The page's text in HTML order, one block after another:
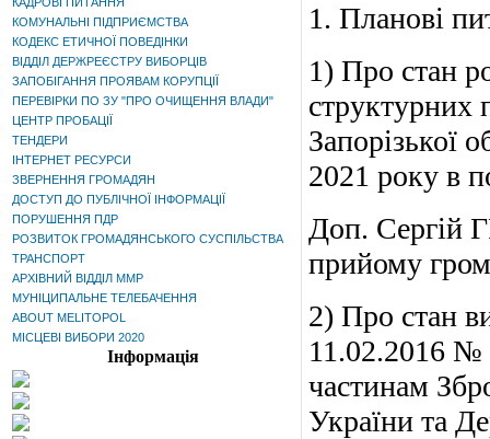
КОМУНАЛЬНІ ПІДПРИЄМСТВА
КОДЕКС ЕТИЧНОЇ ПОВЕДІНКИ
ВІДДІЛ ДЕРЖРЕЄСТРУ ВИБОРЦІВ
ЗАПОБІГАННЯ ПРОЯВАМ КОРУПЦІЇ
ПЕРЕВІРКИ ПО ЗУ "ПРО ОЧИЩЕННЯ ВЛАДИ"
ЦЕНТР ПРОБАЦІЇ
ТЕНДЕРИ
ІНТЕРНЕТ РЕСУРСИ
ЗВЕРНЕННЯ ГРОМАДЯН
ДОСТУП ДО ПУБЛІЧНОЇ ІНФОРМАЦІЇ
ПОРУШЕННЯ ПДР
РОЗВИТОК ГРОМАДЯНСЬКОГО СУСПІЛЬСТВА
ТРАНСПОРТ
АРХІВНИЙ ВІДДІЛ ММР
МУНІЦИПАЛЬНЕ ТЕЛЕБАЧЕННЯ
ABOUT MELITOPOL
МІСЦЕВІ ВИБОРИ 2020
Інформація
1. Планові
1) Про стан
структурних
Запорізької
2021 року в
Доп. Сергій
прийому
2) Про стан
11.02.2016 №
частинам
України та